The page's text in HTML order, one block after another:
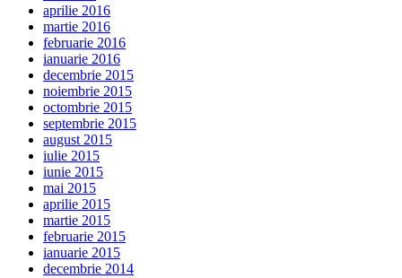
aprilie 2016
martie 2016
februarie 2016
ianuarie 2016
decembrie 2015
noiembrie 2015
octombrie 2015
septembrie 2015
august 2015
iulie 2015
iunie 2015
mai 2015
aprilie 2015
martie 2015
februarie 2015
ianuarie 2015
decembrie 2014